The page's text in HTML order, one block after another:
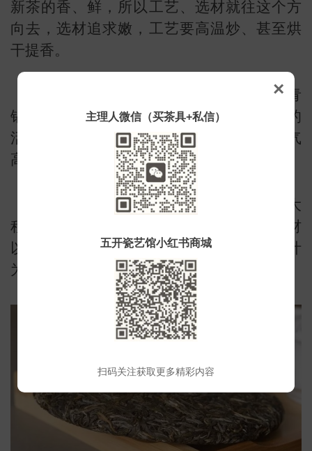
×
主理人微信（买茶具+私信）
五开瓷艺馆小红书商城
扫码关注获取更多精彩内容
新茶的香、鲜，所以工艺、选材就往这个方
向去，选材追求嫩，工艺要高温炒、甚至烘
干提香。
特别在杀青这个环节，绿茶需要高温杀青
锅温可达240℃左右，散发茶叶水分钝化酶的
活性，锁定茶叶新鲜时的物质状态，香气
高，滋味鲜爽。但后期无法转化。
而普洱的理念方向是“活”，所以工艺最大
程度的呈现它的活性，一般低温杀青，选材
以底蕴佳的云南特定区域大叶种，一芽三叶
为上。